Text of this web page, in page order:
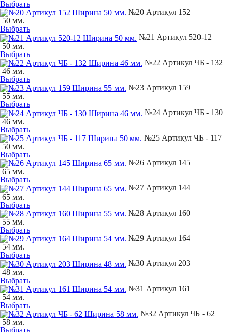
Выбрать
№20 Артикул 152
50 мм.
Выбрать
№21 Артикул 520-12
50 мм.
Выбрать
№22 Артикул ЧБ - 132
46 мм.
Выбрать
№23 Артикул 159
55 мм.
Выбрать
№24 Артикул ЧБ - 130
46 мм.
Выбрать
№25 Артикул ЧБ - 117
50 мм.
Выбрать
№26 Артикул 145
65 мм.
Выбрать
№27 Артикул 144
65 мм.
Выбрать
№28 Артикул 160
55 мм.
Выбрать
№29 Артикул 164
54 мм.
Выбрать
№30 Артикул 203
48 мм.
Выбрать
№31 Артикул 161
54 мм.
Выбрать
№32 Артикул ЧБ - 62
58 мм.